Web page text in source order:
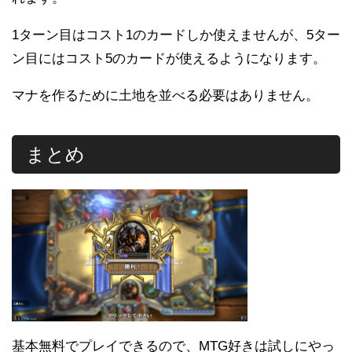
1ターン目はコスト1のカードしか使えませんが、5ター
ン目にはコスト5のカードが使えるようになります。
マナを作るために土地を並べる必要はありません。
まとめ
基本無料でプレイできるので、MTG好きは試しにやっ